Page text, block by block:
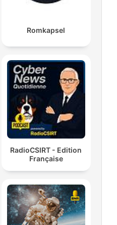
Romkapsel
RadioCSIRT - Edition
Française